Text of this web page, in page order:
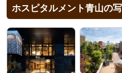
ホスピタルメント青山の